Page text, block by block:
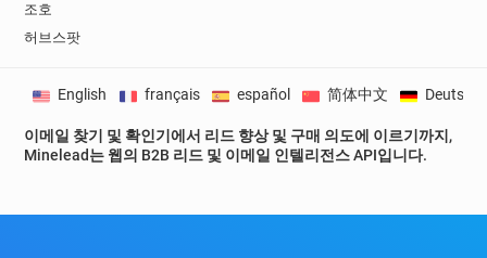
d********@lewisham.gov.uk
n********@lewisham.gov.uk
y*******@lewisham.gov.uk
조호
허브스팟
이메일 찾기 및 확인기에서 리드 향상 및 구매 의도에 이르기까지,
Minelead는 웹의 B2B 리드 및 이메일 인텔리전스 API입니다.
English français español 简体中文 Deutsch